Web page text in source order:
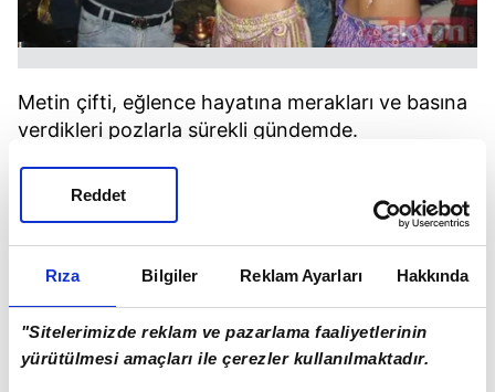
Rıza Bilgiler Reklam Ayarları Hakkında
"Sitelerimizde reklam ve pazarlama faaliyetlerinin
yürütülmesi amaçları ile çerezler kullanılmaktadır.
Reddet
Metin çifti, eğlence hayatına merakları ve basına
verdikleri pozlarla sürekli gündemde.